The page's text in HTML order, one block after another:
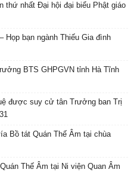
thứ nhất Đại hội đại biểu Phật giáo
Họp bạn ngành Thiếu Gia đình
BTS GHPGVN tỉnh Hà Tĩnh
được suy cử tân Trưởng ban Trị
Bồ tát Quán Thế Âm tại chùa
Thế Âm tại Ni viện Quan Âm